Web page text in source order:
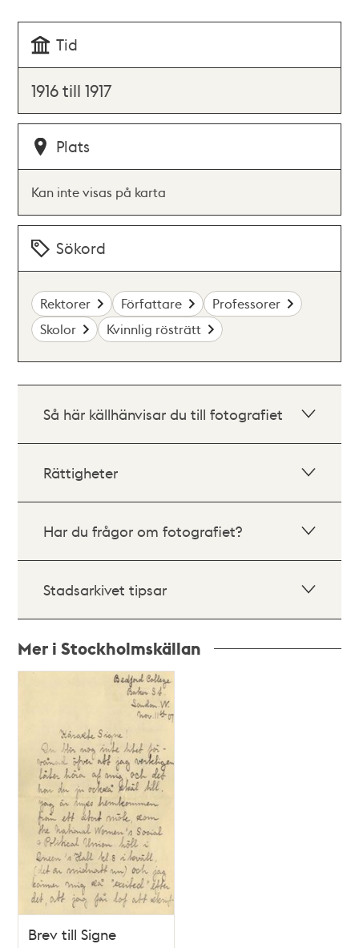
Tid
1916 till 1917
Plats
Kan inte visas på karta
Sökord
Rektorer Författare
Professorer
Skolor
Kvinnlig rösträtt
Så här källhänvisar du till fotografiet
Rättigheter
Har du frågor om fotografiet?
Stadsarkivet tipsar
Mer i Stockholmskällan
Brev till Signe